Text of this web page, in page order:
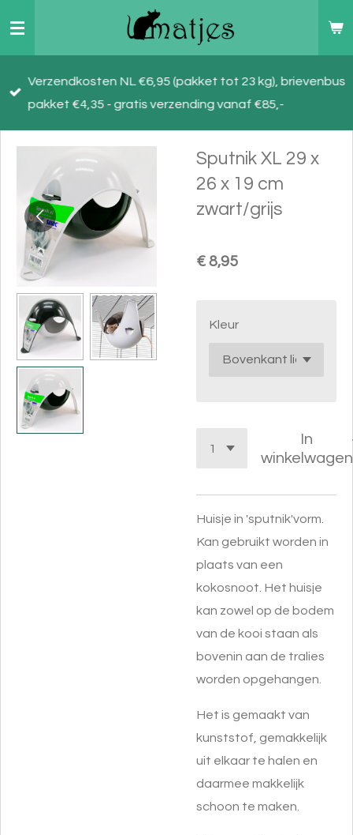
Ga
de
hoofdinhoud
Verzendkosten NL €6,95 (pakket tot 23 kg), brievenbus
pakket €4,35 - gratis verzending vanaf €85,-
Sputnik XL 29 x
26 x 19 cm
zwart/grijs
€ 8,95
Kleur
In
winkelwagen
Huisje in 'sputnik'vorm.
Kan gebruikt worden in
plaats van een
kokosnoot. Het huisje
kan zowel op de bodem
van de kooi staan als
bovenin aan de tralies
worden opgehangen.
Het is gemaakt van
kunststof, gemakkelijk
uit elkaar te halen en
daarmee makkelijk
schoon te maken.